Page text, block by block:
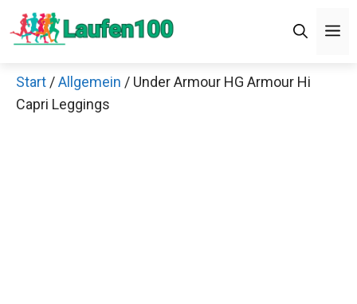
Zum
Inhalt
Start /Allgemein / Under Armour HG Armour Hi
Capri Leggings